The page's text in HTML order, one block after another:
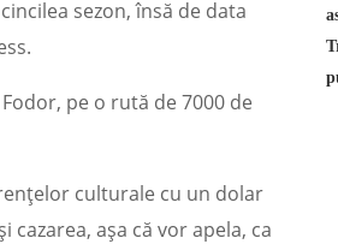
sezon, însă de data
pe o rută de 7000 de
culturale cu un dolar
așa că vor apela, ca